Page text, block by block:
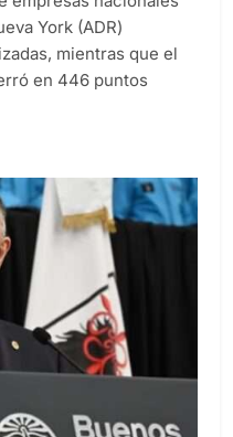
York (ADR)
mientras que el
en 446 puntos